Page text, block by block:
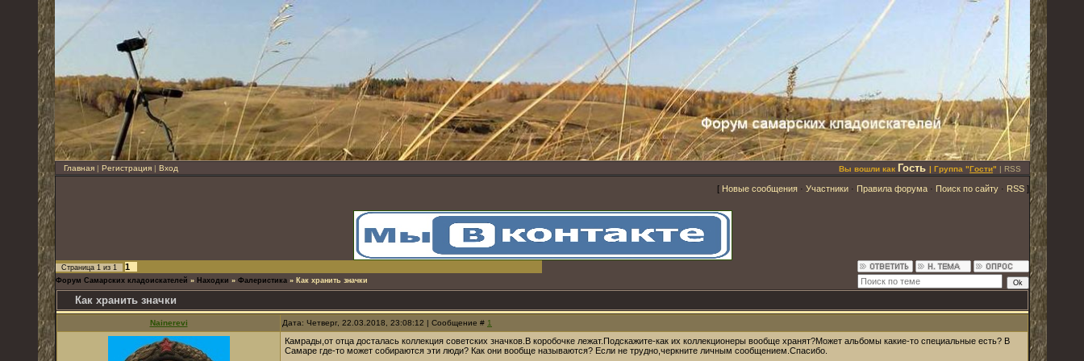
Главная | Регистрация | Вход Вы вошли как Гость | Группа "Гости" | RSS
[ Новые сообщения · Участники · Правила форума · Поиск по сайту · RSS ]
Страница 1 из 1 1
Форум Самарских кладоискателей » Находки » Фалеристика » Как хранить значки
Как хранить значки
Nainerevi Дата: Четверг, 22.03.2018, 23:08:12 | Сообщение # 1
Камрады,от отца досталась коллекция советских значков.В коробочке лежат.Подскажите-как их коллекционеры вообще хранят?Может альбомы какие-то специальные есть? В
Самаре где-то может собираются эти люди? Как они вообще называются? Если не трудно,черкните личным сообщением.Спасибо.